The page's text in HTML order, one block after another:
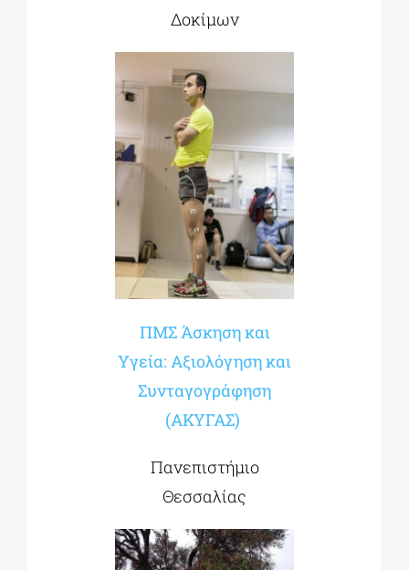
Δοκίμων
ΠΜΣ Άσκηση και
Υγεία: Αξιολόγηση και
Συνταγογράφηση
(ΑΚΥΓΑΣ)
Πανεπιστήμιο
Θεσσαλίας